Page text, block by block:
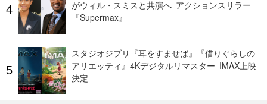
がウィル・スミスと共演へ アクションスリラー
『Supermax』
スタジオジブリ『耳をすませば』『借りぐらしの
アリエッティ』4Kデジタルリマスター IMAX上映
決定